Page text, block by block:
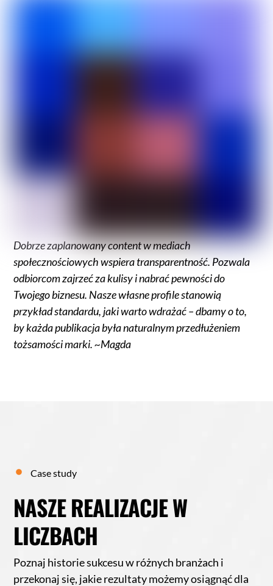
Dobrze zaplanowany content w mediach
społecznościowych wspiera transparentność. Pozwala
odbiorcom zajrzeć za kulisy i nabrać pewności do
Twojego biznesu. Nasze własne profile stanowią
przykład standardu, jaki warto wdrażać – dbamy o to,
by każda publikacja była naturalnym przedłużeniem
tożsamości marki. ~Magda
Case study
NASZE REALIZACJE W
LICZBACH
Poznaj historie sukcesu w różnych branżach i
przekonaj się, jakie rezultaty możemy osiągnąć dla